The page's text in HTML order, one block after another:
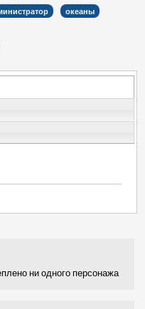
ни одного персонажа
океаны